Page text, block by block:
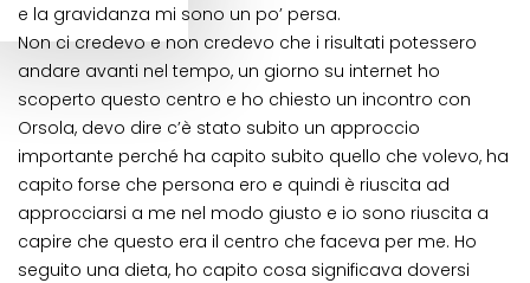
e la gravidanza mi sono un po’ persa.
Non ci credevo e non credevo che i risultati potessero
andare avanti nel tempo, un giorno su internet ho
scoperto questo centro e ho chiesto un incontro con
Orsola, devo dire c’è stato subito un approccio
importante perché ha capito subito quello che volevo, ha
capito forse che persona ero e quindi è riuscita ad
approcciarsi a me nel modo giusto e io sono riuscita a
capire che questo era il centro che faceva per me. Ho
seguito una dieta, ho capito cosa significava doversi